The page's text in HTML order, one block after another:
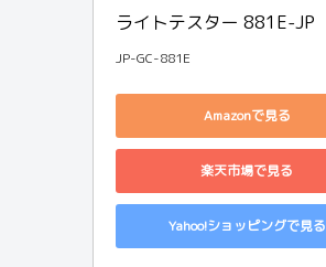
ライトテスター 881E-JP
JP-GC-881E
Amazonで見る
楽天市場で見る
Yahoo!ショッピングで見る